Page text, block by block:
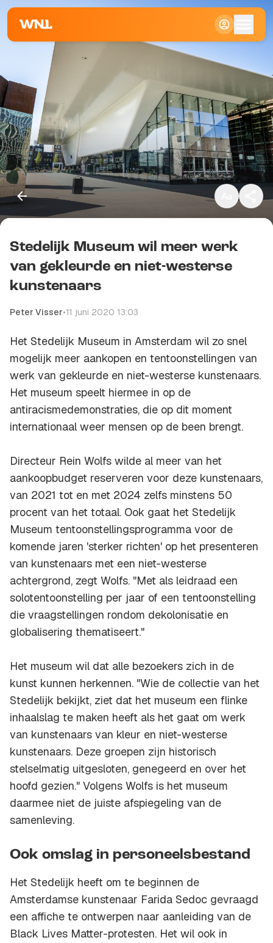
Klein
Standaard
Groot
Kopieer link
Stedelijk Museum wil meer werk
van gekleurde en niet-westerse
kunstenaars
Peter Visser•11 juni 2020 13:03
Het Stedelijk Museum in Amsterdam wil zo snel
mogelijk meer aankopen en tentoonstellingen van
werk van gekleurde en niet-westerse kunstenaars.
Het museum speelt hiermee in op de
antiracismedemonstraties, die op dit moment
internationaal weer mensen op de been brengt.
Directeur Rein Wolfs wilde al meer van het
aankoopbudget reserveren voor deze kunstenaars,
van 2021 tot en met 2024 zelfs minstens 50
procent van het totaal. Ook gaat het Stedelijk
Museum tentoonstellingsprogramma voor de
komende jaren 'sterker richten' op het presenteren
van kunstenaars met een niet-westerse
achtergrond, zegt Wolfs. "Met als leidraad een
solotentoonstelling per jaar of een tentoonstelling
die vraagstellingen rondom dekolonisatie en
globalisering thematiseert."
Het museum wil dat alle bezoekers zich in de
kunst kunnen herkennen. "Wie de collectie van het
Stedelijk bekijkt, ziet dat het museum een flinke
inhaalslag te maken heeft als het gaat om werk
van kunstenaars van kleur en niet-westerse
kunstenaars. Deze groepen zijn historisch
stelselmatig uitgesloten, genegeerd en over het
hoofd gezien." Volgens Wolfs is het museum
daarmee niet de juiste afspiegeling van de
samenleving.
Ook omslag in personeelsbestand
Het Stedelijk heeft om te beginnen de
Amsterdamse kunstenaar Farida Sedoc gevraagd
een affiche te ontwerpen naar aanleiding van de
Black Lives Matter-protesten. Het wil ook in